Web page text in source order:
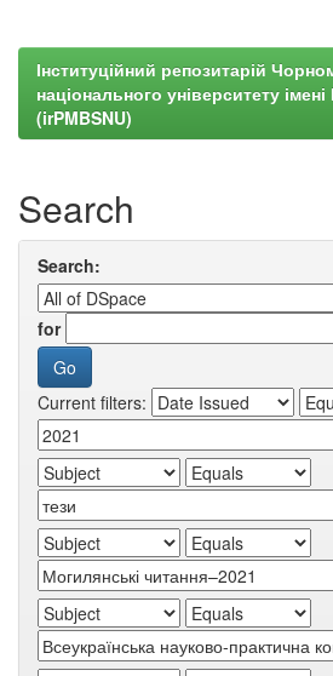
Інституційний репозитарій
національного університету
(irPMBSNU)
Search
Search:
for
Current filters: